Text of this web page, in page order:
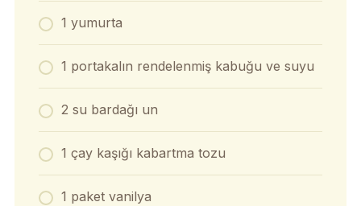
1 yumurta
1 portakalın rendelenmiş kabuğu ve suyu
2 su bardağı un
1 çay kaşığı kabartma tozu
1 paket vanilya